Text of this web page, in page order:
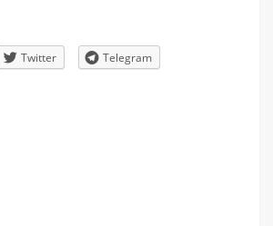
Twitter Telegram